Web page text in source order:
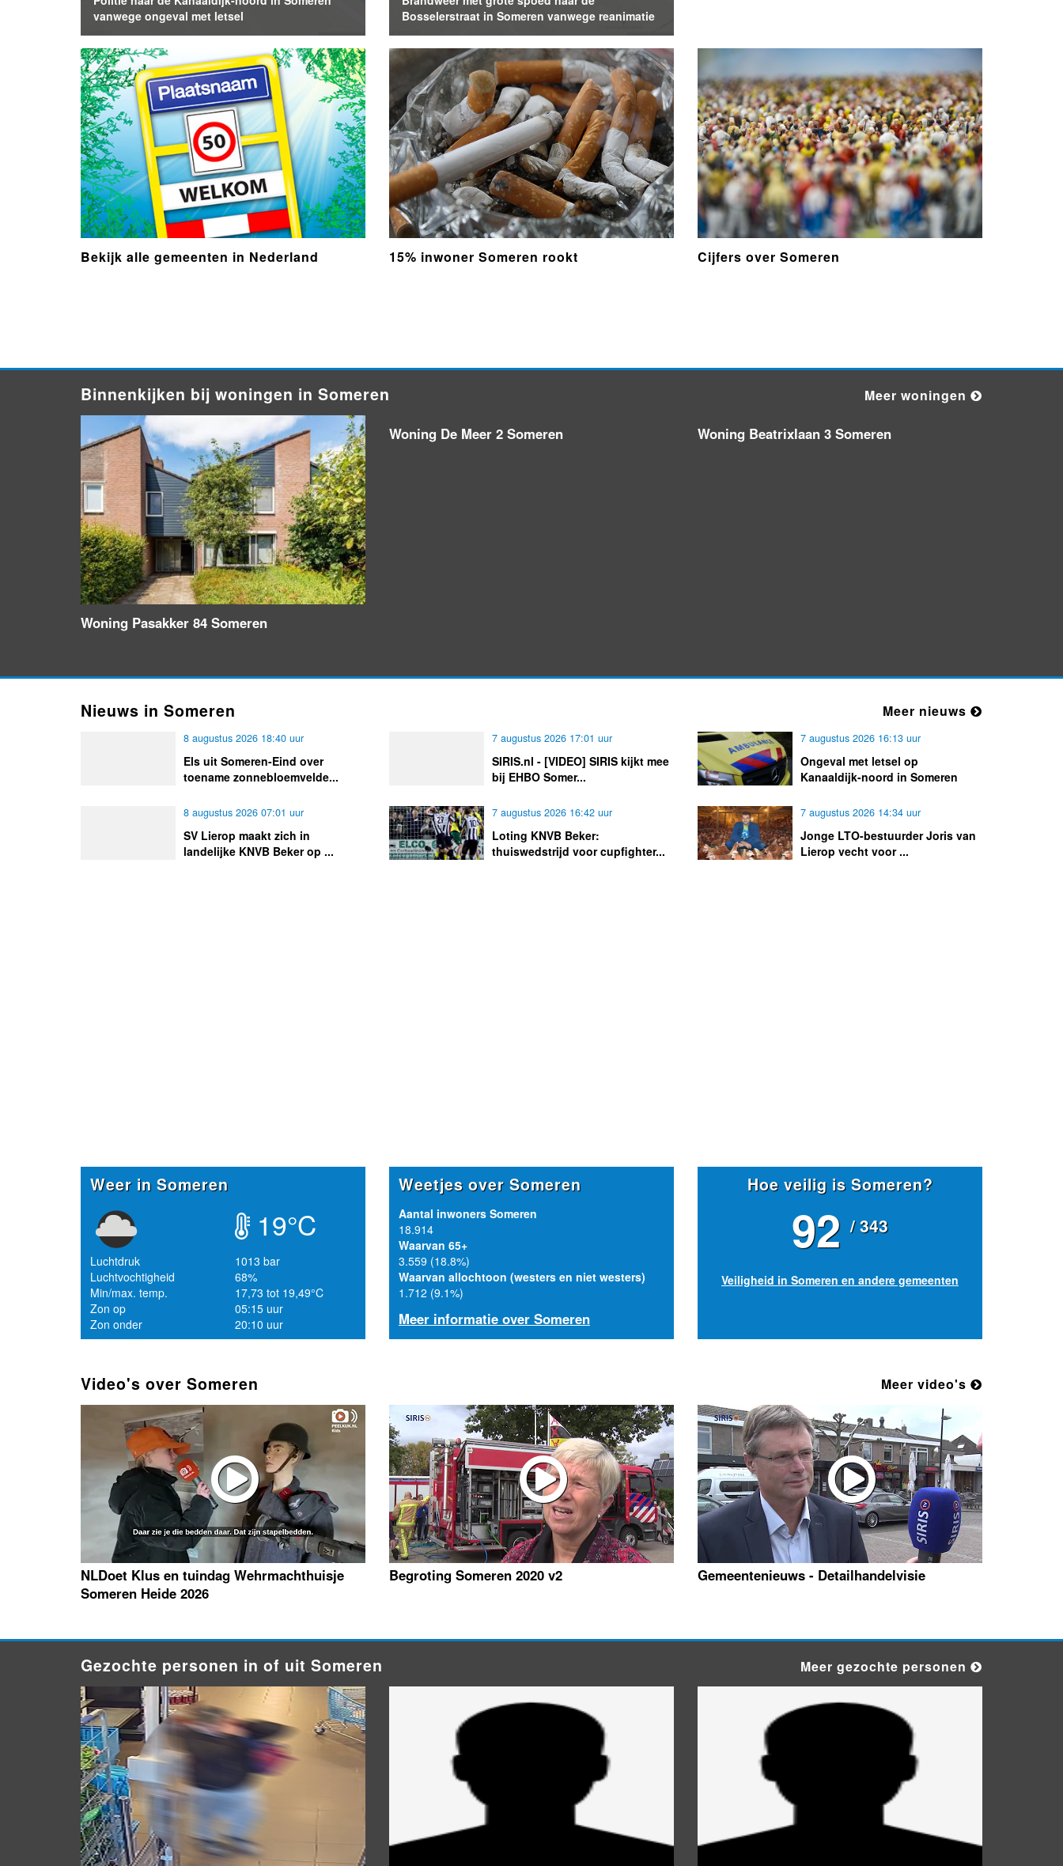
vanwege ongeval met letsel
Bosselerstraat in Someren vanwege reanimatie
Jonge LTO-bestuurder Joris van
Lierop vecht voor toekomst
pluimveebedrijf
[VIDEO] Wildopvang Someren
heeft handen vol: 'Vrijwilligers
gaan over hun grenzen heen'
Someren maakt volgordelijst voor
woningbouwprojecten
fastfoodzaken Asten en Someren:
Deurne gaat nog steeds aan de
Bekijk alle gemeenten in Nederland 15% inwoner Someren rookt Cijfers over Someren
Binnenkijken bij woningen in Someren Meer woningen
Woning Pasakker 84 Someren
Woning De Meer 2 Someren Woning Beatrixlaan 3 Someren
Nieuws in Someren Meer nieuws
8 augustus 2026 18:40 uur
Els uit Someren-Eind over
toename zonnebloemvelde...
8 augustus 2026 07:01 uur
SV Lierop maakt zich in
landelijke KNVB Beker op ...
7 augustus 2026 17:01 uur
SIRIS.nl - [VIDEO] SIRIS kijkt mee
bij EHBO Somer...
7 augustus 2026 16:42 uur
Loting KNVB Beker:
thuiswedstrijd voor cupfighter...
7 augustus 2026 16:13 uur
Ongeval met letsel op
Kanaaldijk-noord in Someren
7 augustus 2026 14:34 uur
Jonge LTO-bestuurder Joris van
Lierop vecht voor ...
Weer in Someren
19°C
Luchtdruk
1013 bar
Luchtvochtigheid
68%
Min/max. temp.
17,73 tot 19,49°C
Zon op
05:15 uur
Zon onder
20:10 uur
Weetjes over Someren
Aantal inwoners Someren
18.914
Waarvan 65+
3.559 (18.8%)
Waarvan allochtoon (westers en niet westers)
1.712 (9.1%)
Meer informatie over Someren
Hoe veilig is Someren?
92 / 343
Veiligheid in Someren en andere gemeenten
Video's over Someren Meer video's
NLDoet Klus en tuindag Wehrmachthuisje
Someren Heide 2026
Begroting Someren 2020 v2 Gemeentenieuws - Detailhandelvisie
Gezochte personen in of uit Someren Meer gezochte personen